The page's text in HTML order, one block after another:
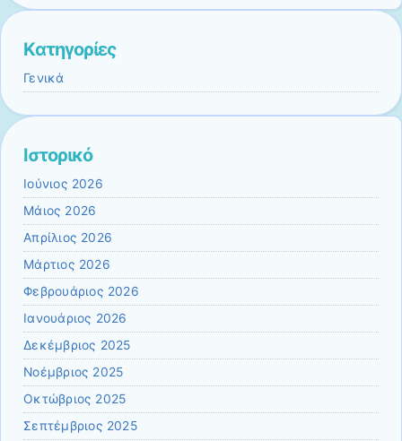
Kατηγορίες
Γενικά
Ιστορικό
Ιούνιος 2026
Μάιος 2026
Απρίλιος 2026
Μάρτιος 2026
Φεβρουάριος 2026
Ιανουάριος 2026
Δεκέμβριος 2025
Νοέμβριος 2025
Οκτώβριος 2025
Σεπτέμβριος 2025